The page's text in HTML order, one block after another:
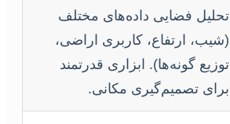
تحلیل فضایی داده‌های مختلف
(شیب، ارتفاع، کاربری اراضی،
توزیع گونه‌ها). ابزاری قدرتمند
برای تصمیم‌گیری مکانی.